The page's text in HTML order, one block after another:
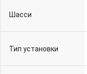
Шасси
Тип установки